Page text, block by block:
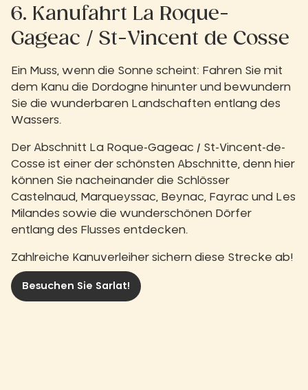
6. Kanufahrt La Roque-
Gageac / St-Vincent de Cosse
Ein Muss, wenn die Sonne scheint: Fahren Sie mit
dem Kanu die Dordogne hinunter und bewundern
Sie die wunderbaren Landschaften entlang des
Wassers.
Der Abschnitt La Roque-Gageac / St-Vincent-de-
Cosse ist einer der schönsten Abschnitte, denn hier
können Sie nacheinander die Schlösser
Castelnaud, Marqueyssac, Beynac, Fayrac und Les
Milandes sowie die wunderschönen Dörfer
entlang des Flusses entdecken.
Zahlreiche Kanuverleiher sichern diese Strecke ab!
Besuchen Sie Sarlat!